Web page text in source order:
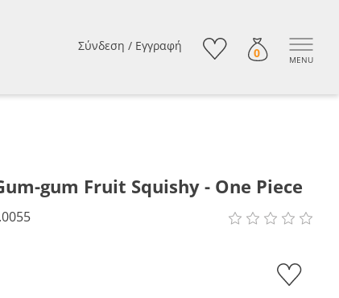
Σύνδεση / Εγγραφή 0 MENU
gum Fruit Squishy - One Piece